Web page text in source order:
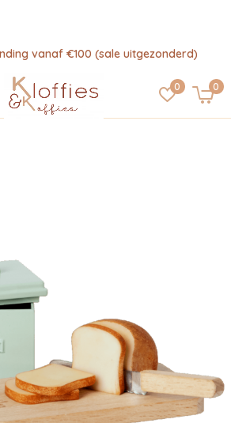
0 0
vanaf €100 (sale uitgezonderd)